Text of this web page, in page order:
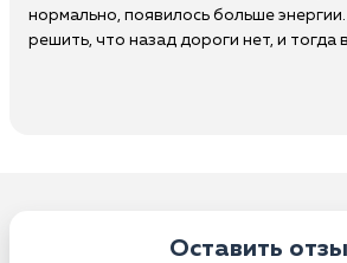
нормально, появилось больше энергии.
решить, что назад дороги нет, и тогда
Оставить